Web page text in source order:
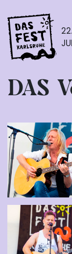
DAS